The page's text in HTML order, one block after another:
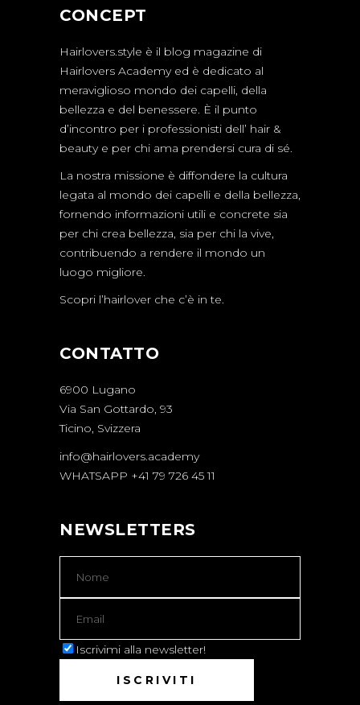
CONCEPT
Hairlovers.style è il blog magazine di
Hairlovers Academy ed è dedicato al
meraviglioso mondo dei capelli, della
bellezza e del benessere. È il punto
d’incontro per i professionisti dell’ hair &
beauty e per chi ama prendersi cura di sé.
La nostra missione è diffondere la cultura
legata al mondo dei capelli e della bellezza,
fornendo informazioni utili e concrete sia
per chi crea bellezza, sia per chi la vive,
contribuendo a rendere il mondo un
luogo migliore.
Scopri l’hairlover che c’è in te.
CONTATTO
6900 Lugano
Via San Gottardo, 93
Ticino, Svizzera
info@hairlovers.academy
WHATSAPP +41 79 726 45 11
NEWSLETTERS
Iscrivimi alla newsletter!